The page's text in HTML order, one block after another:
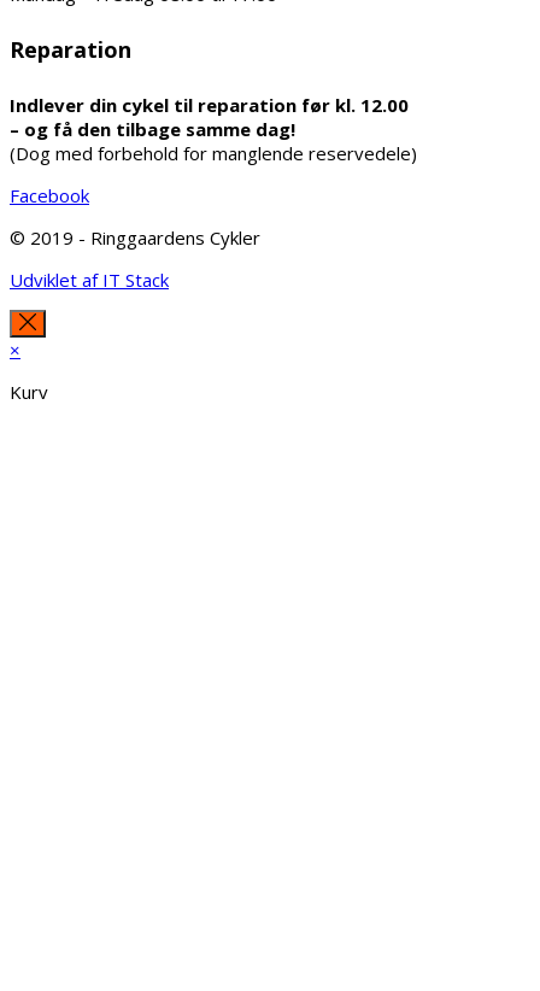
Reparation
Indlever din cykel til reparation før kl. 12.00
– og få den tilbage samme dag!
(Dog med forbehold for manglende reservedele)
Facebook
© 2019 - Ringgaardens Cykler
Udviklet af IT Stack
×
Kurv